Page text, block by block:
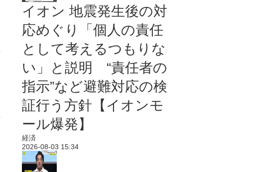
イオン 地震発生後の対
応めぐり「個人の責任
として考えるつもりな
い」と説明 “責任者の
指示”など避難対応の検
証行う方針【イオンモ
ール爆発】
経済
2026-08-03 15:34